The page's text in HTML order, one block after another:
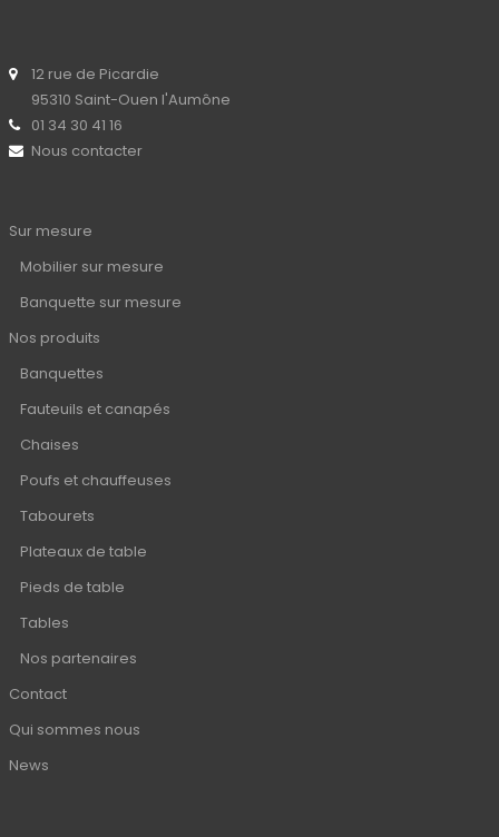
12 rue de Picardie
95310 Saint-Ouen l'Aumône
01 34 30 41 16
Nous contacter
Sur mesure
Mobilier sur mesure
Banquette sur mesure
Nos produits
Banquettes
Fauteuils et canapés
Chaises
Poufs et chauffeuses
Tabourets
Plateaux de table
Pieds de table
Tables
Nos partenaires
Contact
Qui sommes nous
News